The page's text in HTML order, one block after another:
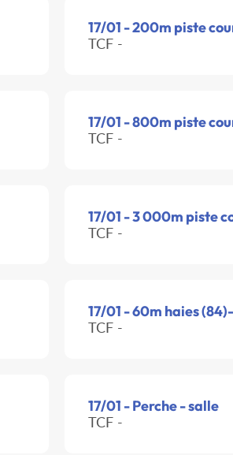
17/01 - 200m piste
TCF -
17/01 - 800m piste
TCF -
17/01 - 3 000m piste
TCF -
17/01 - 60m haies
TCF -
17/01 - Perche - salle
TCF -